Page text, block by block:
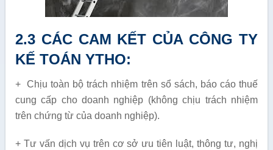
2.3 CÁC CAM KẾT CỦA CÔNG TY
KẾ TOÁN YTHO:
+ Chịu toàn bộ trách nhiệm trên sổ sách, báo cáo thuế
cung cấp cho doanh nghiệp (không chịu trách nhiệm
trên chứng từ của doanh nghiệp).
+ Tư vấn dịch vụ trên cơ sở ưu tiên luật, thông tư, nghị